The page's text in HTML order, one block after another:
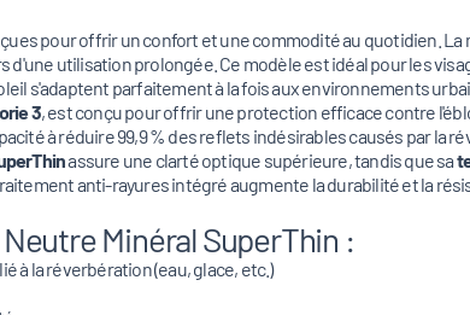
pour offrir un confort et une commodité au quotidien.
utilisation prolongée. Ce modèle est idéal pour les
s'adaptent parfaitement à la fois aux environnements
3, est conçu pour offrir une protection efficace contre
à réduire 99,9 % des reflets indésirables causés par la
assure une clarté optique supérieure, tandis que sa
anti-rayures intégré augmente la durabilité et la
Minéral SuperThin :
à la réverbération (eau, glace, etc.)